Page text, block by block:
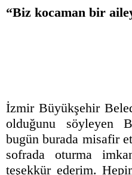
“Biz kocaman bir
İzmir Büyükşehir
olduğunu söyleyen
bugün burada misafir
sofrada oturma
teşekkür ederim.